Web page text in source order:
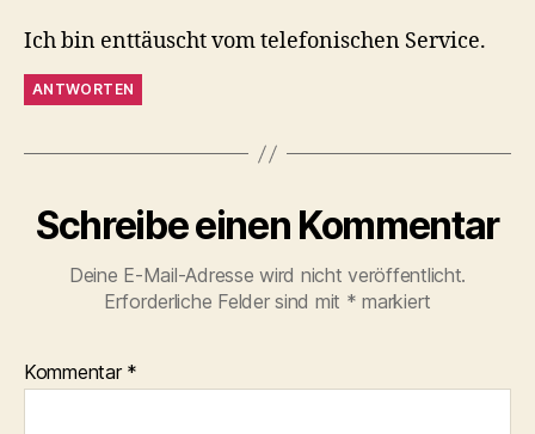
Ich bin enttäuscht vom telefonischen Service.
ANTWORTEN
Schreibe einen Kommentar
Deine E-Mail-Adresse wird nicht veröffentlicht.
Erforderliche Felder sind mit * markiert
Kommentar *